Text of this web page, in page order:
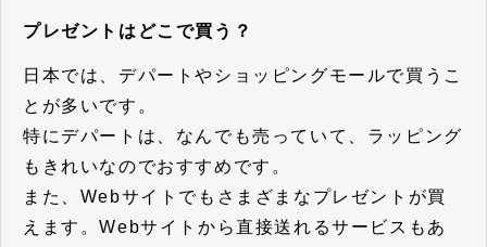
プレゼントはどこで買う？
日本では、デパートやショッピングモールで買うこ
とが多いです。
特にデパートは、なんでも売っていて、ラッピング
もきれいなのでおすすめです。
また、Webサイトでもさまざまなプレゼントが買
えます。Webサイトから直接送れるサービスもあ